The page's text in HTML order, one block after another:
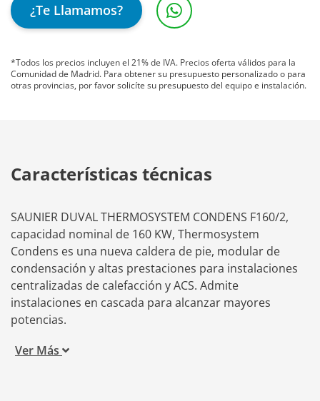
¿Te Llamamos?
*Todos los precios incluyen el 21% de IVA. Precios oferta válidos para la
Comunidad de Madrid. Para obtener su presupuesto personalizado o para
otras provincias, por favor solicíte su presupuesto del equipo e instalación.
Características técnicas
SAUNIER DUVAL THERMOSYSTEM CONDENS F160/2,
capacidad nominal de 160 KW, Thermosystem
Condens es una nueva caldera de pie, modular de
condensación y altas prestaciones para instalaciones
centralizadas de calefacción y ACS. Admite
instalaciones en cascada para alcanzar mayores
potencias.
Ver Más